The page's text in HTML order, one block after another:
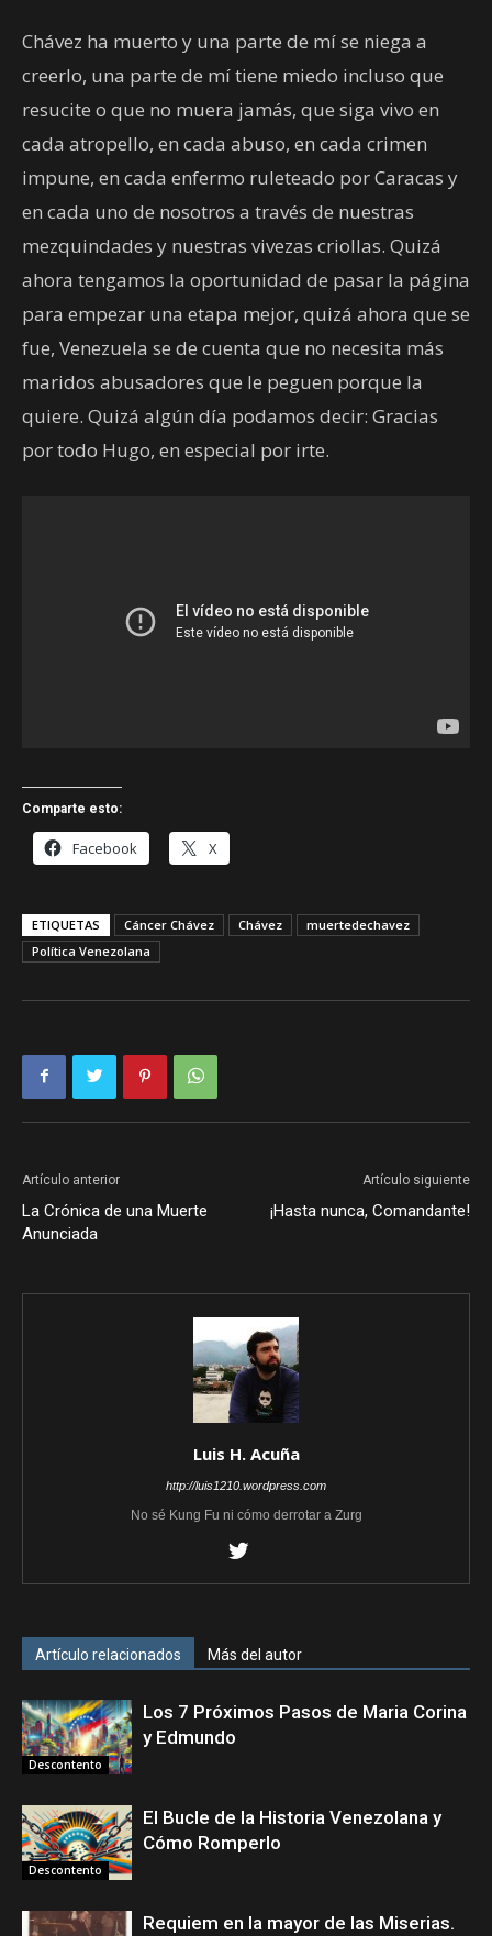
Chávez ha muerto y una parte de mí se niega a
creerlo, una parte de mí tiene miedo incluso que
resucite o que no muera jamás, que siga vivo en
cada atropello, en cada abuso, en cada crimen
impune, en cada enfermo ruleteado por Caracas y
en cada uno de nosotros a través de nuestras
mezquindades y nuestras vivezas criollas. Quizá
ahora tengamos la oportunidad de pasar la página
para empezar una etapa mejor, quizá ahora que se
fue, Venezuela se de cuenta que no necesita más
maridos abusadores que le peguen porque la
quiere. Quizá algún día podamos decir: Gracias
por todo Hugo, en especial por irte.
Comparte esto:
Facebook X
ETIQUETAS Cáncer Chávez Chávez
muertedechavez
Política Venezolana
Artículo anterior
La Crónica de una Muerte
Anunciada
Artículo siguiente
¡Hasta nunca, Comandante!
Luis H. Acuña
http://luis1210.wordpress.com
No sé Kung Fu ni cómo derrotar a Zurg
Artículo relacionados Más del autor
Descontento
Los 7 Próximos Pasos de Maria Corina
y Edmundo
Descontento
El Bucle de la Historia Venezolana y
Cómo Romperlo
Requiem en la mayor de las Miserias.